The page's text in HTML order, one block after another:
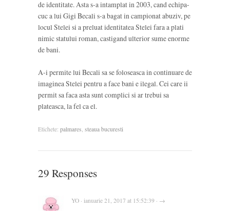
de identitate. Asta s-a intamplat in 2003, cand echipa-
cuc a lui Gigi Becali s-a bagat in campionat abuziv, pe
locul Stelei si a preluat identitatea Stelei fara a plati
nimic statului roman, castigand ulterior sume enorme
de bani.
A-i permite lui Becali sa se foloseasca in continuare de
imaginea Stelei pentru a face bani e ilegal. Cei care ii
permit sa faca asta sunt complici si ar trebui sa
plateasca, la fel ca el.
Etichete: palmares steaua bucuresti
29 Responses
YO · ianuarie 21, 2017 at 15:52:39 · →